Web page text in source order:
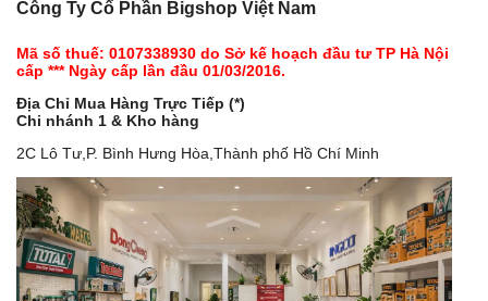
Công Ty Cổ Phần Bigshop Việt Nam
Mã số thuế: 0107338930 do Sở kế hoạch đầu tư TP Hà Nội
cấp *** Ngày cấp lần đầu 01/03/2016.
Địa Chỉ Mua Hàng Trực Tiếp (*)
Chi nhánh 1 & Kho hàng
2C Lô Tư,P. Bình Hưng Hòa,Thành phố Hồ Chí Minh